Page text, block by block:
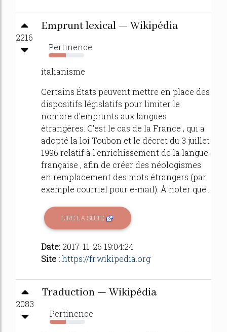
2216
Emprunt lexical — Wikipédia
Pertinence
48%
italianisme
Certains États peuvent mettre en place des
dispositifs législatifs pour limiter le
nombre d'emprunts aux langues
étrangères. C'est le cas de la France , qui a
adopté la loi Toubon et le décret du 3 juillet
1996 relatif à l'enrichissement de la langue
française , afin de créer des néologismes
en remplacement des mots étrangers (par
exemple courriel pour e-mail). À noter que...
LIRE LA SUITE
Date: 2017-11-26 19:04:24
Site :https://fr.wikipedia.org
2083
Traduction — Wikipédia
Pertinence
45%